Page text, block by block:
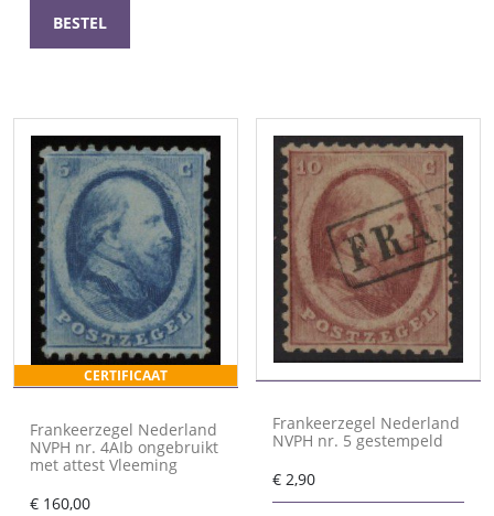
BESTEL
CERTIFICAAT
Frankeerzegel Nederland
NVPH nr. 4AIb ongebruikt
met attest Vleeming
€ 160,00
Frankeerzegel Nederland
NVPH nr. 5 gestempeld
€ 2,90